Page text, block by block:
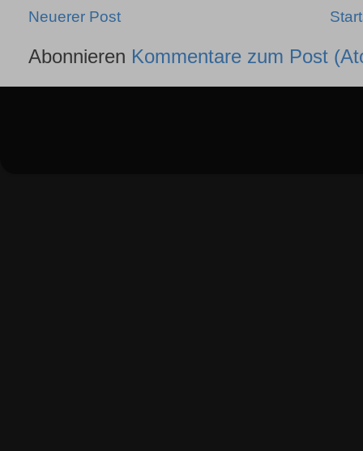
Neuerer Post
Abonnieren Kommentare zum Post